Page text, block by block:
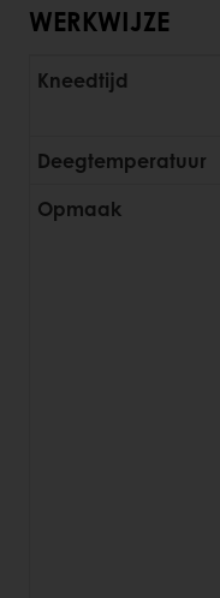
WERKWIJZE
Kneedtijd
Deegtemperatuur
Opmaak